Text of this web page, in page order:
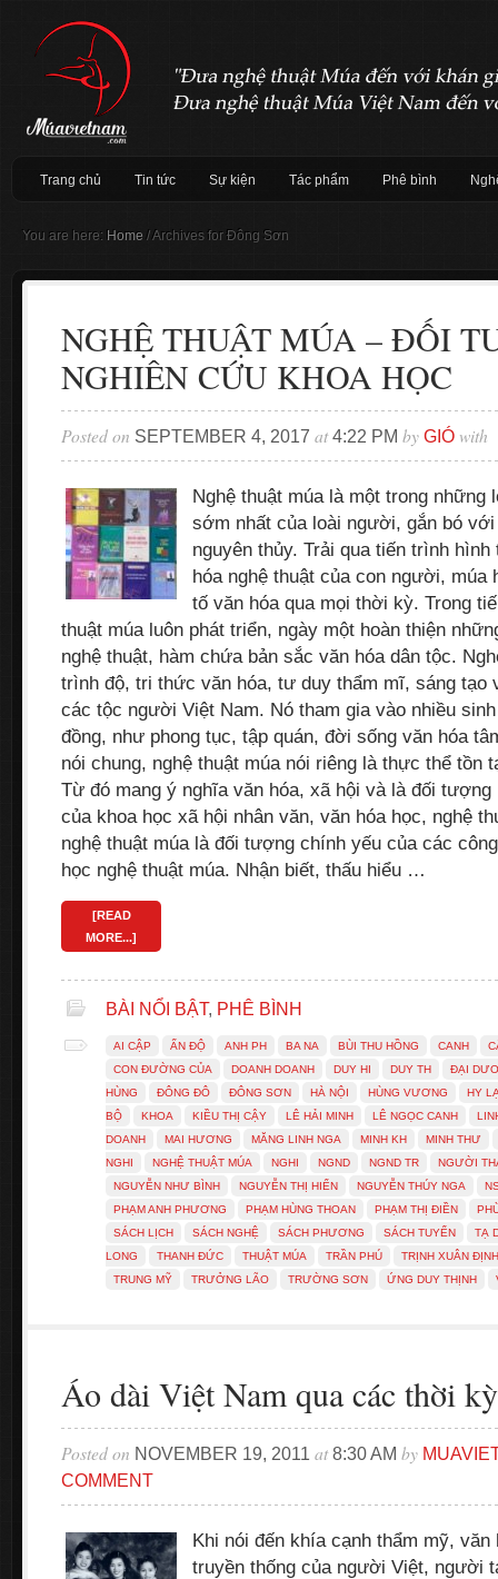
Trang chủ Tin tức Sự kiện Tác phẩm Phê bình
You are here: Home /Archives for Đông Sơn
NGHỆ THUẬT MÚA – ĐỐI
NGHIÊN CỨU KHOA HỌC
Posted on SEPTEMBER 4, 2017 at4:22 PM by GIÓ with
Nghệ thuật múa là một trong những
sớm nhất của loài người, gắn bó
nguyên thủy. Trải qua tiến trình
hóa nghệ thuật của con người, múa
tố văn hóa qua mọi thời kỳ. Trong
thuật múa luôn phát triển, ngày một hoàn thiện
nghệ thuật, hàm chứa bản sắc văn hóa dân tộc.
trình độ, tri thức văn hóa, tư duy thẩm mĩ, sáng tạo
các tộc người Việt Nam. Nó tham gia vào nhiều
đồng, như phong tục, tập quán, đời sống văn hóa
nói chung, nghệ thuật múa nói riêng là thực thể tồn
Từ đó mang ý nghĩa văn hóa, xã hội và là đối tượng
của khoa học xã hội nhân văn, văn hóa học, nghệ
nghệ thuật múa là đối tượng chính yếu của các
học nghệ thuật múa. Nhận biết, thấu hiểu …
[READ
MORE...]
BÀI NỔI BẬT, PHÊ BÌNH
AI CẬP ẤN ĐỘ ANH PH BA NA BÙI THU HỒNG CANH
CON ĐƯỜNG CỦA
DOANH DOANH DUY HI DUY TH
ĐẠI
HÙNG
ĐÔNG ĐÔ ĐÔNG SƠN HÀ NỘI HÙNG VƯƠNG
HY
BỘ
KHOA KIỀU THỊ CẬY LÊ HẢI MINH LÊ NGỌC CANH
DOANH
MAI HƯƠNG MĂNG LINH NGA MINH KH
MINH THƯ
NGHI
NGHỆ THUẬT MÚA NGHI NGND NGND TR
NGƯỜI
NGUYỄN NHƯ BÌNH
NGUYỄN THỊ HIỂN NGUYỄN THÚY NGA
PHẠM ANH PHƯƠNG
PHẠM HÙNG THOAN PHẠM THỊ ĐIỀN
SÁCH LỊCH
SÁCH NGHỆ SÁCH PHƯƠNG SÁCH TUYỂN
TẠ
LONG
THANH ĐỨC THUẬT MÚA TRẦN PHÚ
TRỊNH XUÂN ĐỊNH
TRUNG MỸ
TRƯỞNG LÃO TRƯỜNG SƠN ỨNG DUY THỊNH
Áo dài Việt Nam qua các thời kỳ
Posted on NOVEMBER 19, 2011 at8:30 AM by
COMMENT
Khi nói đến khía cạnh thẩm mỹ, văn
truyền thống của người Việt, người